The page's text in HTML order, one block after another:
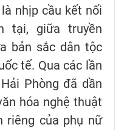
nhịp cầu kết nối
tại, giữa truyền
bản sắc dân tộc
tế. Qua các lần
Phòng đã dần
hóa nghệ thuật
riêng của phụ nữ